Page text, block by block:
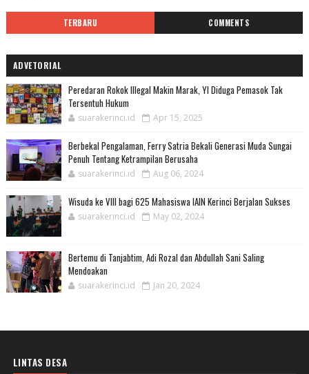
TERBARU COMMENTS
ADVETORIAL
Peredaran Rokok Illegal Makin Marak, YI Diduga Pemasok Tak
Tersentuh Hukum
suarakerinci.id Apr 15, 2025
Berbekal Pengalaman, Ferry Satria Bekali Generasi Muda Sungai
Penuh Tentang Ketrampilan Berusaha
suarakerinci.id Aug 06, 2024
Wisuda ke VIII bagi 625 Mahasiswa IAIN Kerinci Berjalan Sukses
suarakerinci.id May 02, 2024
Bertemu di Tanjabtim, Adi Rozal dan Abdullah Sani Saling
Mendoakan
suarakerinci.id Jan 20, 2024
LINTAS DESA